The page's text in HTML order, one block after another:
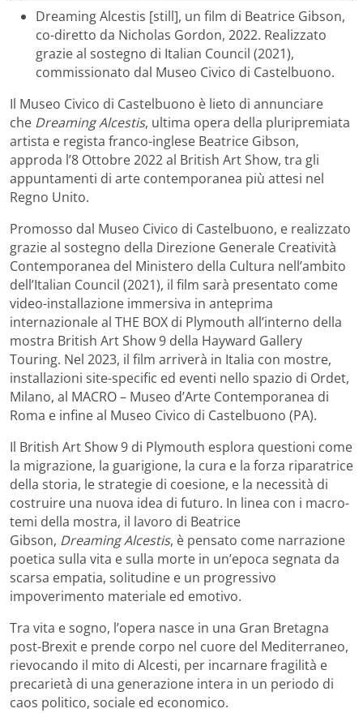
Dreaming Alcestis [still], un film di Beatrice Gibson,
co-diretto da Nicholas Gordon, 2022. Realizzato
grazie al sostegno di Italian Council (2021),
commissionato dal Museo Civico di Castelbuono.
Il Museo Civico di Castelbuono è lieto di annunciare
che Dreaming Alcestis, ultima opera della pluripremiata
artista e regista franco-inglese Beatrice Gibson,
approda l’8 Ottobre 2022 al British Art Show, tra gli
appuntamenti di arte contemporanea più attesi nel
Regno Unito.
Promosso dal Museo Civico di Castelbuono, e realizzato
grazie al sostegno della Direzione Generale Creatività
Contemporanea del Ministero della Cultura nell’ambito
dell’Italian Council (2021), il film sarà presentato come
video-installazione immersiva in anteprima
internazionale al THE BOX di Plymouth all’interno della
mostra British Art Show 9 della Hayward Gallery
Touring. Nel 2023, il film arriverà in Italia con mostre,
installazioni site-specific ed eventi nello spazio di Ordet,
Milano, al MACRO – Museo d’Arte Contemporanea di
Roma e infine al Museo Civico di Castelbuono (PA).
Il British Art Show 9 di Plymouth esplora questioni come
la migrazione, la guarigione, la cura e la forza riparatrice
della storia, le strategie di coesione, e la necessità di
costruire una nuova idea di futuro. In linea con i macro-
temi della mostra, il lavoro di Beatrice
Gibson, Dreaming Alcestis, è pensato come narrazione
poetica sulla vita e sulla morte in un’epoca segnata da
scarsa empatia, solitudine e un progressivo
impoverimento materiale ed emotivo.
Tra vita e sogno, l’opera nasce in una Gran Bretagna
post-Brexit e prende corpo nel cuore del Mediterraneo,
rievocando il mito di Alcesti, per incarnare fragilità e
precarietà di una generazione intera in un periodo di
caos politico, sociale ed economico.